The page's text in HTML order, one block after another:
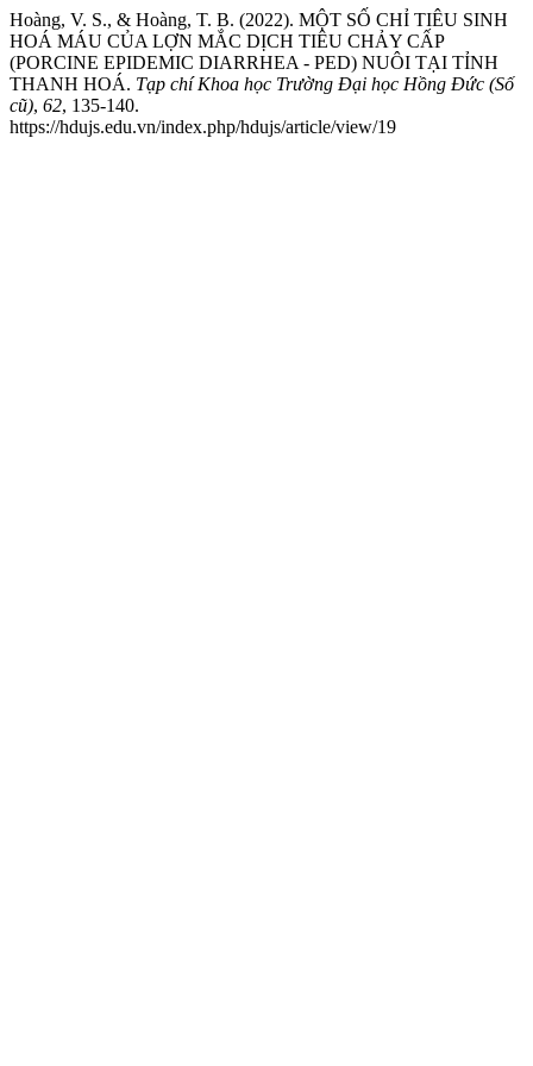
Hoàng, V. S., & Hoàng, T. B. (2022). MỘT SỐ CHỈ TIÊU SINH
HOÁ MÁU CỦA LỢN MẮC DỊCH TIÊU CHẢY CẤP
(PORCINE EPIDEMIC DIARRHEA - PED) NUÔI TẠI TỈNH
THANH HOÁ. Tạp chí Khoa học Trường Đại học Hồng Đức (Số
cũ), 62, 135-140.
https://hdujs.edu.vn/index.php/hdujs/article/view/19